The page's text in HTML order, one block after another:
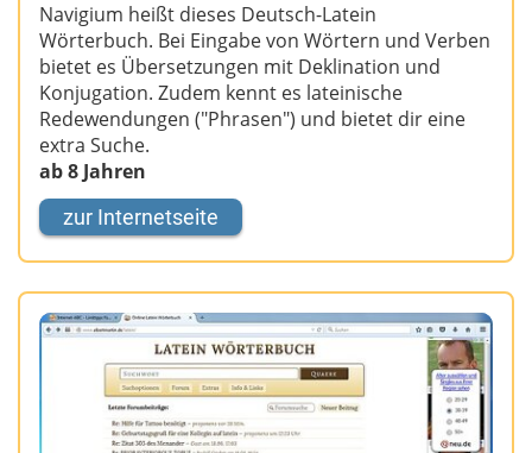
Navigium heißt dieses Deutsch-Latein
Wörterbuch. Bei Eingabe von Wörtern und Verben
bietet es Übersetzungen mit Deklination und
Konjugation. Zudem kennt es lateinische
Redewendungen ("Phrasen") und bietet dir eine
extra Suche.
ab 8 Jahren
zur Internetseite